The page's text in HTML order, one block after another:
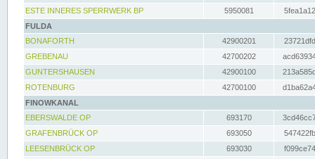
ESTE INNERES SPERRWERK BP
5950081
FULDA
BONAFORTH
42900201
GREBENAU
42700202
GUNTERSHAUSEN
42900100
ROTENBURG
42700100
FINOWKANAL
EBERSWALDE OP
693170
GRAFENBRÜCK OP
693050
LEESENBRÜCK OP
693030